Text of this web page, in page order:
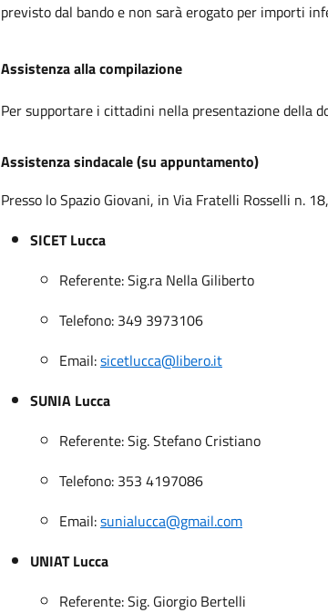
previsto dal bando e non sarà erogato per importi
Assistenza alla compilazione
Per supportare i cittadini nella presentazione della
Assistenza sindacale (su appuntamento)
Presso lo Spazio Giovani, in Via Fratelli Rosselli n.
SICET Lucca
Referente: Sig.ra Nella Giliberto
Telefono: 349 3973106
Email:sicetlucca@libero.it
SUNIA Lucca
Referente: Sig. Stefano Cristiano
Telefono: 353 4197086
Email:sunialucca@gmail.com
UNIAT Lucca
Referente: Sig. Giorgio Bertelli